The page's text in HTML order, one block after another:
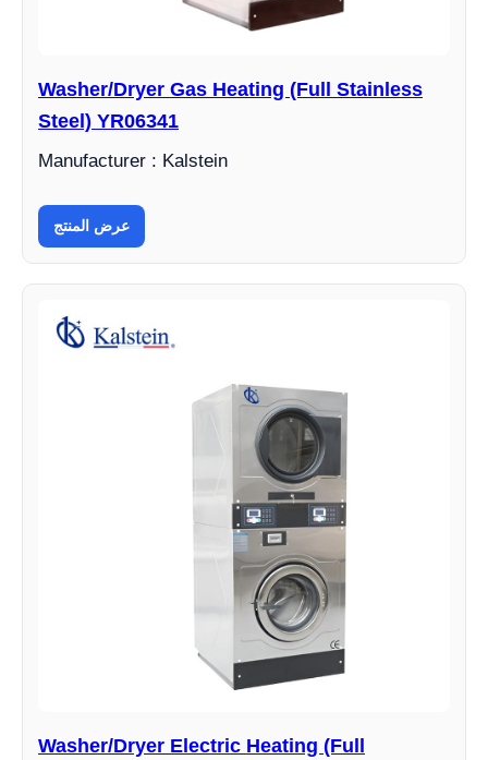
Washer/Dryer Gas Heating (Full Stainless
Steel) YR06341
Manufacturer : Kalstein
عرض المنتج
Washer/Dryer Electric Heating (Full